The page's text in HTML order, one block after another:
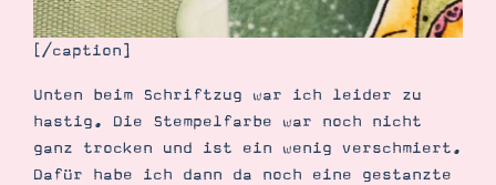
[/caption]
Unten beim Schriftzug war ich leider zu
hastig. Die Stempelfarbe war noch nicht
ganz trocken und ist ein wenig verschmiert.
Dafür habe ich dann da noch eine gestanzte